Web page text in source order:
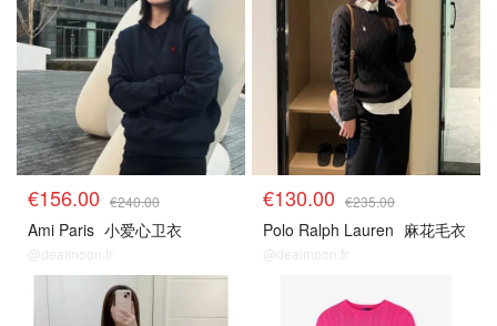
€156.00 €240.00
Ami Paris 小爱心卫衣
@dealmoon.fr
€130.00 €235.00
Polo Ralph Lauren 麻花毛衣
@dealmoon.fr